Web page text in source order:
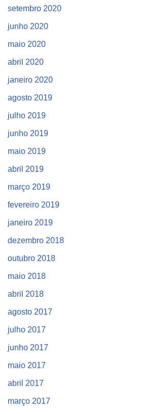
setembro 2020
junho 2020
maio 2020
abril 2020
janeiro 2020
agosto 2019
julho 2019
junho 2019
maio 2019
abril 2019
março 2019
fevereiro 2019
janeiro 2019
dezembro 2018
outubro 2018
maio 2018
abril 2018
agosto 2017
julho 2017
junho 2017
maio 2017
abril 2017
março 2017